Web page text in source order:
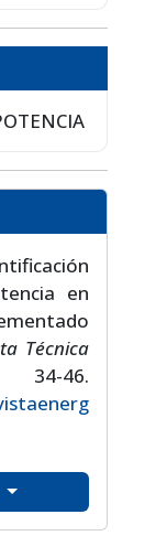
en
Técnica
46.